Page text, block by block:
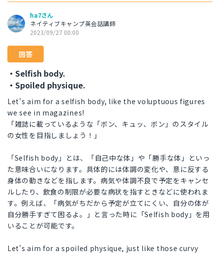
ha7さん
ネイティブキャンプ英会話講師
2023/09/27 00:00
回答
・Selfish body.
・Spoiled physique.
Let's aim for a selfish body, like the voluptuous figures
we see in magazines!
「雑誌に載っているような「ボン、キュッ、ボン」のスタイル
の女性を目指しましょう！」
「Selfish body」とは、「自己中な体」や「勝手な体」といっ
た意味合いになります。具体的には体調の変化や、意に反する
身体の動きなどを指します。病気や体調不良で予定をキャンセ
ルしたり、飲食の制限が必要な病状を指すときなどに使われま
す。例えば、「病気がちだから予定が立てにくい、自分の体が
自分勝手すぎて困るよ。」と言った時に「Selfish body」を用
いることが可能です。
Let's aim for a spoiled physique, just like those curvy